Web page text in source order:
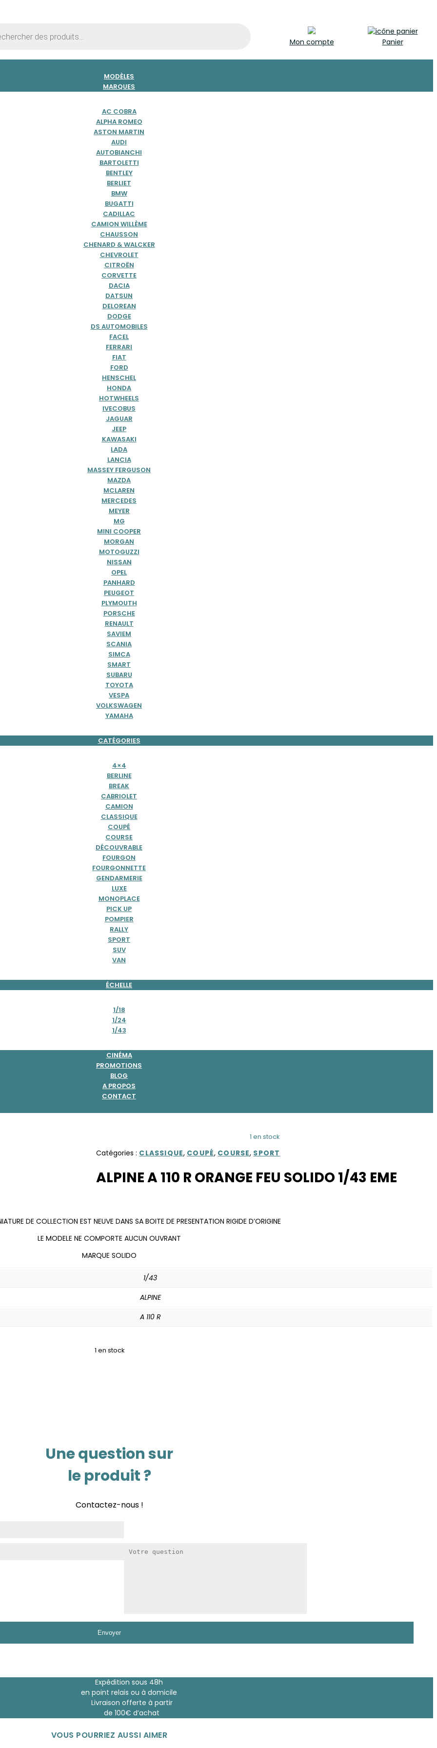
Mon compte Panier
MODÈLES
MARQUES
AC COBRA
ALPHA ROMEO
ASTON MARTIN
AUDI
AUTOBIANCHI
BARTOLETTI
BENTLEY
BERLIET
BMW
BUGATTI
CADILLAC
CAMION WILLÈME
CHAUSSON
CHENARD & WALCKER
CHEVROLET
CITROËN
CORVETTE
DACIA
DATSUN
DELOREAN
DODGE
DS AUTOMOBILES
FACEL
FERRARI
FIAT
FORD
HENSCHEL
HONDA
HOTWHEELS
IVECOBUS
JAGUAR
JEEP
KAWASAKI
LADA
LANCIA
MASSEY FERGUSON
MAZDA
MCLAREN
MERCEDES
MEYER
MG
MINI COOPER
MORGAN
MOTOGUZZI
NISSAN
OPEL
PANHARD
PEUGEOT
PLYMOUTH
PORSCHE
RENAULT
SAVIEM
SCANIA
SIMCA
SMART
SUBARU
TOYOTA
VESPA
VOLKSWAGEN
YAMAHA
CATÉGORIES
4×4
BERLINE
BREAK
CABRIOLET
CAMION
CLASSIQUE
COUPÉ
COURSE
DÉCOUVRABLE
FOURGON
FOURGONNETTE
GENDARMERIE
LUXE
MONOPLACE
PICK UP
POMPIER
RALLY
SPORT
SUV
VAN
ÉCHELLE
1/18
1/24
1/43
CINÉMA
PROMOTIONS
BLOG
A PROPOS
CONTACT
1 en stock
Catégories : CLASSIQUE, COUPÉ, COURSE, SPORT
ALPINE A 110 R ORANGE FEU SOLIDO 1/43 EME
DE COLLECTION EST NEUVE DANS SA BOITE DE PRESENTATION RIGIDE D’ORIGINE
LE MODELE NE COMPORTE AUCUN OUVRANT
MARQUE SOLIDO
1/43
ALPINE
A 110 R
1 en stock
Une question sur
le produit ?
Contactez-nous !
Expédition sous 48h
en point relais ou à domicile
Livraison offerte à partir
de 100€ d’achat
VOUS POURRIEZ AUSSI AIMER